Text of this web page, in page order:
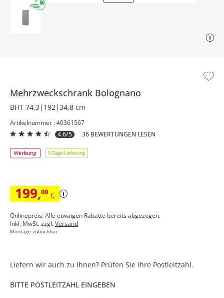
Mehrzweckschrank Bolognano
BHT 74,3|192|34,8 cm
Artikelnummer : 40361567
4.6/5
36 BEWERTUNGEN LESEN
199,00 €
Onlinepreis: Alle etwaigen Rabatte bereits abgezogen.
Inkl. MwSt. zzgl.Versand
Montage zubuchbar
Liefern wir auch zu Ihnen? Prüfen Sie Ihre Postleitzahl.
BITTE POSTLEITZAHL EINGEBEN